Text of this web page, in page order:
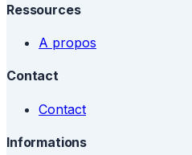
Ressources
A propos
Contact
Contact
Informations